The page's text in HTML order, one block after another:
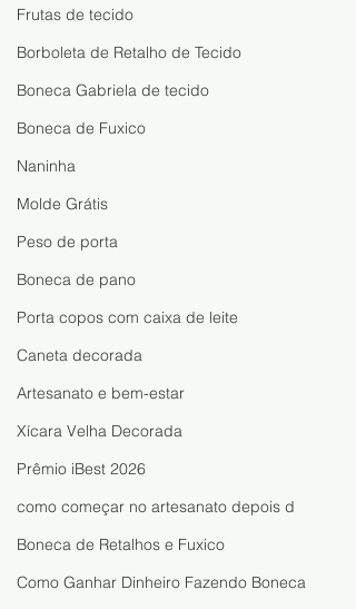
Frutas de tecido
Borboleta de Retalho de Tecido
Boneca Gabriela de tecido
Boneca de Fuxico
Naninha
Molde Grátis
Peso de porta
Boneca de pano
Porta copos com caixa de leite
Caneta decorada
Artesanato e bem-estar
Xícara Velha Decorada
Prêmio iBest 2026
como começar no artesanato depois d
Boneca de Retalhos e Fuxico
Como Ganhar Dinheiro Fazendo Boneca